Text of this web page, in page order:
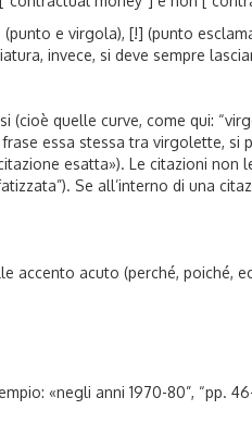
e virgola), [!] (punto
invece, si deve sempre
quelle curve, come qui:
essa stessa tra virgolette, si
esatta»). Le citazioni non
Se all’interno di una
acuto (perché, poiché,
«negli anni 1970-80”, “pp. 46-